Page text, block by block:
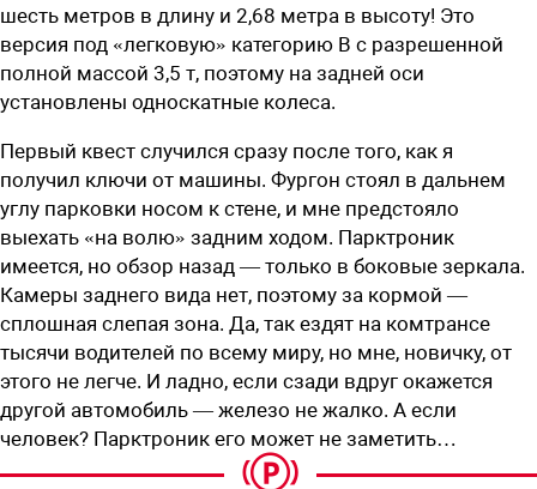
шесть метров в длину и 2,68 метра в высоту! Это
версия под «легковую» категорию B с разрешенной
полной массой 3,5 т, поэтому на задней оси
установлены односкатные колеса.
Первый квест случился сразу после того, как я
получил ключи от машины. Фургон стоял в дальнем
углу парковки носом к стене, и мне предстояло
выехать «на волю» задним ходом. Парктроник
имеется, но обзор назад — только в боковые зеркала.
Камеры заднего вида нет, поэтому за кормой —
сплошная слепая зона. Да, так ездят на комтрансе
тысячи водителей по всему миру, но мне, новичку, от
этого не легче. И ладно, если сзади вдруг окажется
другой автомобиль — железо не жалко. А если
человек? Парктроник его может не заметить…